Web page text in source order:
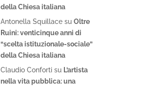
della Chiesa italiana
Antonella Squillace suOltre
Ruini: venticinque anni di
“scelta istituzionale-sociale”
della Chiesa italiana
Claudio Conforti su L’artista
nella vita pubblica: una